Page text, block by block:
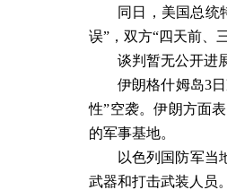
同日，美国总统
误”，双方“四天前、
谈判暂无公开进
伊朗格什姆岛3
性”空袭。伊朗方面
的军事基地。
以色列国防军当
武器和打击武装人员。